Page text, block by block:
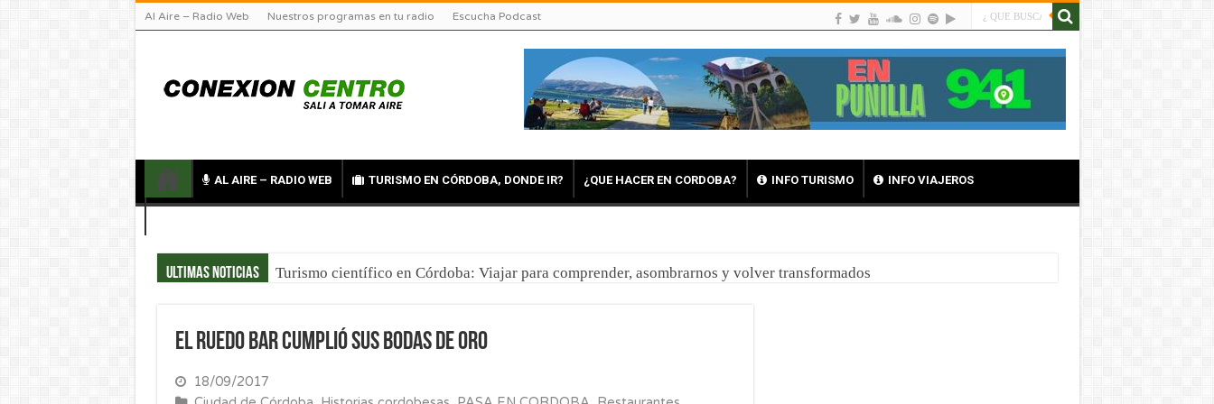
Al Aire – Radio Web Nuestros programas en tu radio Escucha Podcast
AL AIRE – RADIO WEB TURISMO EN CÓRDOBA, DONDE IR? ¿QUE HACER EN CORDOBA? INFO TURISMO INFO VIAJEROS
Ultimas noticias Turismo científico en Córdoba: Viajar para comprender, asombrarnos y volver transformados
El Ruedo Bar cumplió sus Bodas de Oro
18/09/2017